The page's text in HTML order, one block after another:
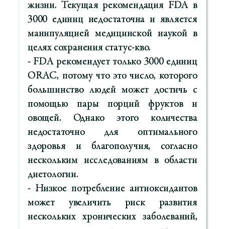
жизни. Текущая рекомендация FDA в
3000 единиц недостаточна и является
манипуляцией медицинской наукой в
целях сохранения статус-кво.
- FDA рекомендует только 3000 единиц
ORAC, потому что это число, которого
большинство людей может достичь с
помощью пары порций фруктов и
овощей. Однако этого количества
недостаточно для оптимального
здоровья и благополучия, согласно
нескольким исследованиям в области
диетологии.
- Низкое потребление антиоксидантов
может увеличить риск развития
нескольких хронических заболеваний,